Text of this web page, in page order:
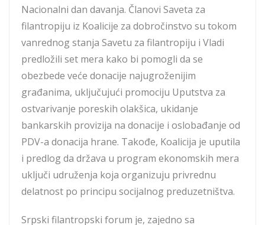
Nacionalni dan davanja. Članovi Saveta za
filantropiju iz Koalicije za dobročinstvo su tokom
vanrednog stanja Savetu za filantropiju i Vladi
predložili set mera kako bi pomogli da se
obezbede veće donacije najugroženijim
građanima, uključujući promociju Uputstva za
ostvarivanje poreskih olakšica, ukidanje
bankarskih provizija na donacije i oslobađanje od
PDV-a donacija hrane. Takođe, Koalicija je uputila
i predlog da država u program ekonomskih mera
uključi udruženja koja organizuju privrednu
delatnost po principu socijalnog preduzetništva.
Srpski filantropski forum je, zajedno sa